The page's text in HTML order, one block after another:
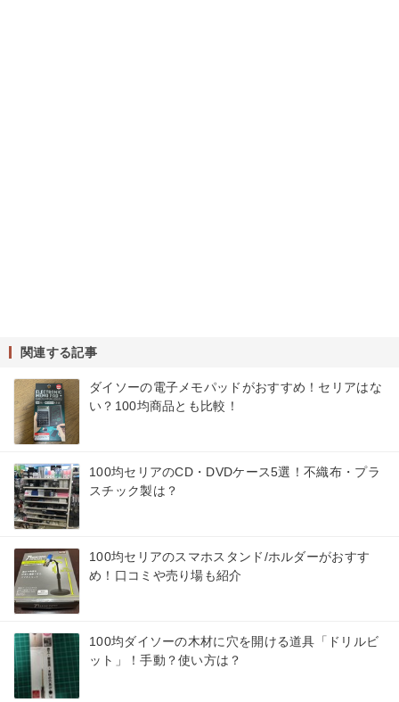
関連する記事
ダイソーの電子メモパッドがおすすめ！セリアはな
い？100均商品とも比較！
100均セリアのCD・DVDケース5選！不織布・プラ
スチック製は？
100均セリアのスマホスタンド/ホルダーがおすす
め！口コミや売り場も紹介
100均ダイソーの木材に穴を開ける道具「ドリルビ
ット」！手動？使い方は？